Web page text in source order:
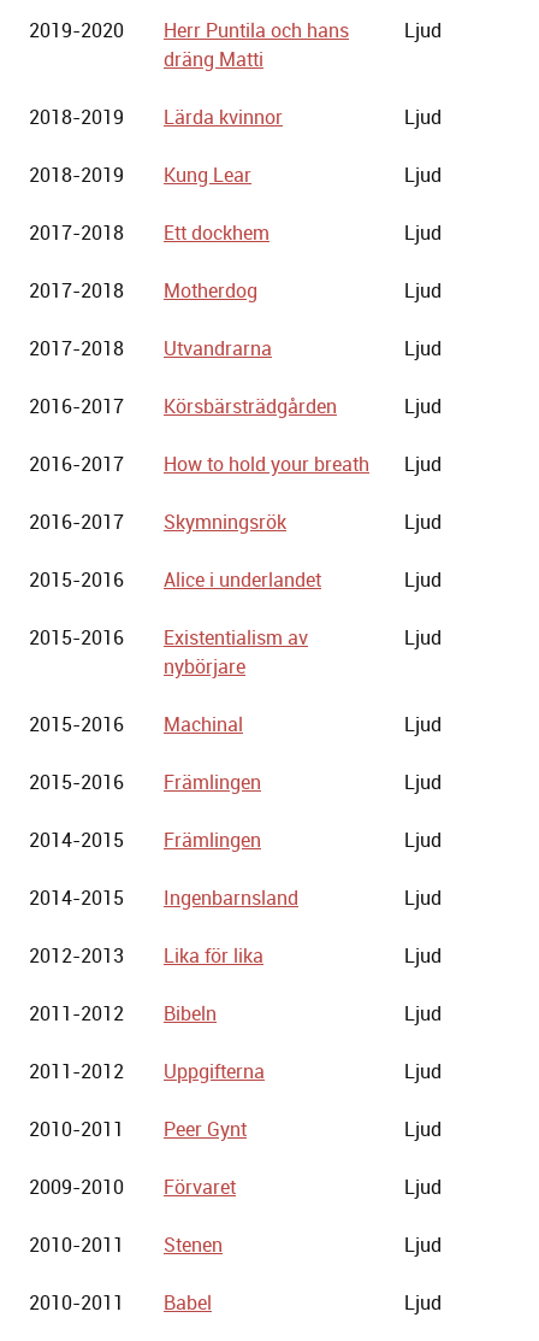
2019-2020
Herr Puntila och hans
dräng Matti
Ljud
2018-2019 Lärda kvinnor Ljud
2018-2019 Kung Lear Ljud
2017-2018 Ett dockhem Ljud
2017-2018 Motherdog Ljud
2017-2018 Utvandrarna Ljud
2016-2017 Körsbärsträdgården Ljud
2016-2017 How to hold your breath Ljud
2016-2017 Skymningsrök Ljud
2015-2016 Alice i underlandet Ljud
2015-2016
Existentialism av
nybörjare
Ljud
2015-2016 Machinal Ljud
2015-2016 Främlingen Ljud
2014-2015 Främlingen Ljud
2014-2015 Ingenbarnsland Ljud
2012-2013 Lika för lika Ljud
2011-2012 Bibeln Ljud
2011-2012 Uppgifterna Ljud
2010-2011 Peer Gynt Ljud
2009-2010 Förvaret Ljud
2010-2011 Stenen Ljud
2010-2011 Babel Ljud